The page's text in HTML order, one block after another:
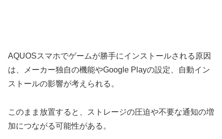
AQUOSスマホでゲームが勝手にインストールされる原因
は、メーカー独自の機能やGoogle Playの設定、自動イン
ストールの影響が考えられる。
このまま放置すると、ストレージの圧迫や不要な通知の増
加につながる可能性がある。